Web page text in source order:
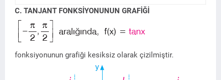
C. TANJANT FONKSİYONUNUN GRAFİĞİ
fonksiyonunun grafiği kesiksiz olarak çizilmiştir.